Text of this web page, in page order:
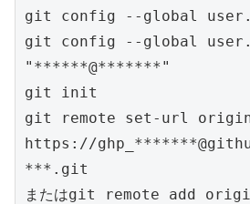
git config --global
git config --global
"******@*******"
git init
git remote set-url
https://
***.git
またはgit remote add